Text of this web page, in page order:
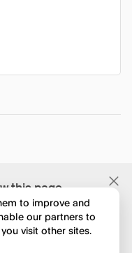
this page
to improve and
our partners to
visit other sites.